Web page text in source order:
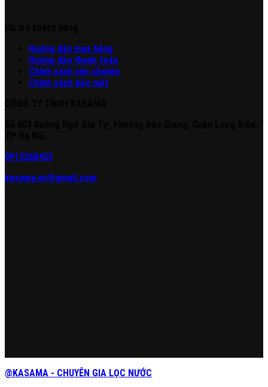
Hướng dẫn mua hàng
Hướng dẫn thanh toán
Chính sách vận chuyển
Chính sách bảo mật
0913268423
kasama.vn@gmail.com
@KASAMA - CHUYÊN GIA LỌC NƯỚC